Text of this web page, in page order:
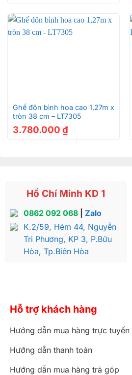
Ghế đôn bình hoa cao 1,27m x
tròn 38 cm – LT7305
3.780.000 ₫
Hồ Chí Minh KD 1
0862 092 068| Zalo
K.2/59, Hẻm 44, Nguyễn
Tri Phương, KP 3, P.Bửu
Hòa, Tp.Biên Hòa
Hỗ trợ khách hàng
Hướng dẫn mua hàng trực tuyến
Hướng dẫn thanh toán
Hướng dẫn mua hàng trả góp